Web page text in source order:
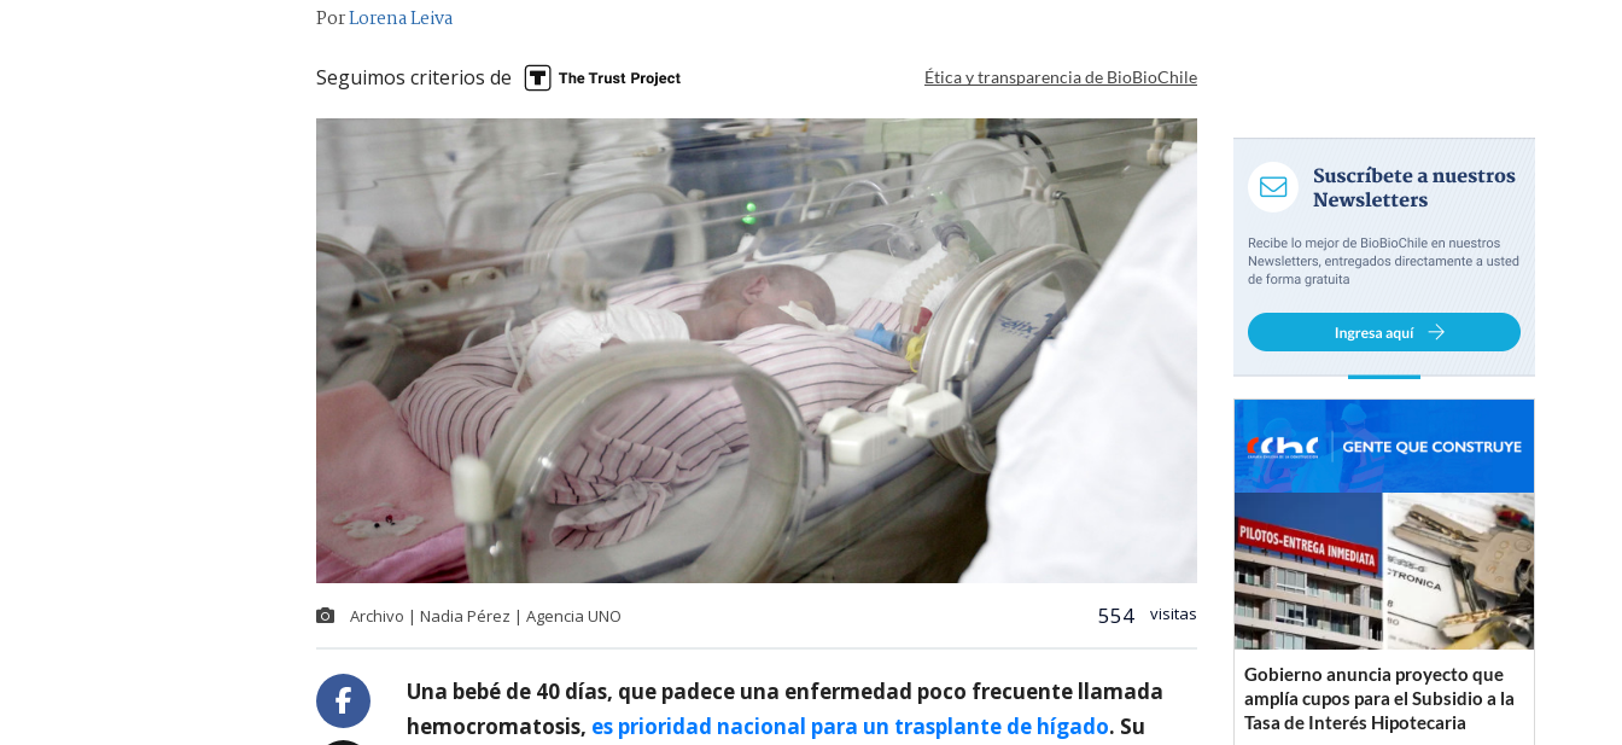
PorLorena Leiva
Seguimos criterios de Ética y transparencia de BioBioChile
Archivo | Nadia Pérez | Agencia UNO 554 visitas
Una bebé de 40 días, que padece una enfermedad poco frecuente llamada
hemocromatosis, es prioridad nacional para un trasplante de hígado. Su
Gobierno anuncia proyecto que
amplía cupos para el Subsidio a la
Tasa de Interés Hipotecaria